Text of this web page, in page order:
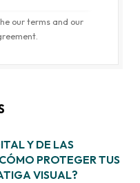
our terms and our
Y DE LAS
PROTEGER TUS
VISUAL?